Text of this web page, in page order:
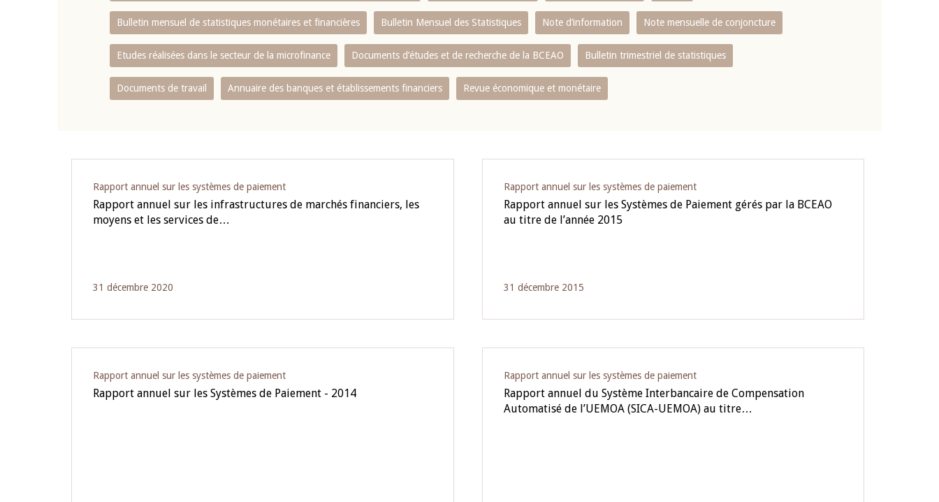
Bulletin mensuel de statistiques monétaires et financières Bulletin Mensuel des Statistiques Note d’information Note mensuelle de conjoncture
Etudes réalisées dans le secteur de la microfinance Documents d’études et de recherche de la BCEAO Bulletin trimestriel de statistiques
Documents de travail Annuaire des banques et établissements financiers Revue économique et monétaire
Rapport annuel sur les systèmes de paiement
Rapport annuel sur les infrastructures de marchés financiers, les
moyens et les services de…
31 décembre 2020
Rapport annuel sur les systèmes de paiement
Rapport annuel sur les Systèmes de Paiement gérés par la BCEAO
au titre de l’année 2015
31 décembre 2015
Rapport annuel sur les systèmes de paiement
Rapport annuel sur les Systèmes de Paiement - 2014
Rapport annuel sur les systèmes de paiement
Rapport annuel du Système Interbancaire de Compensation
Automatisé de l’UEMOA (SICA-UEMOA) au titre…